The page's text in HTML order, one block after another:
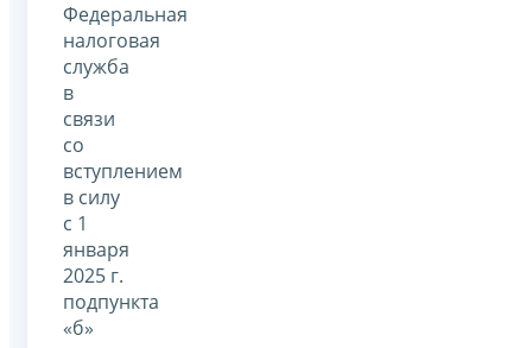
Федеральная
налоговая
служба
в
связи
со
вступлением
в силу
с 1
января
2025 г.
подпункта
«б»